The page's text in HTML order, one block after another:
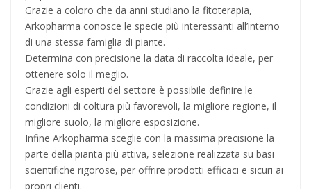
Grazie a coloro che da anni studiano la fitoterapia,
Arkopharma conosce le specie più interessanti all’interno
di una stessa famiglia di piante.
Determina con precisione la data di raccolta ideale, per
ottenere solo il meglio.
Grazie agli esperti del settore è possibile definire le
condizioni di coltura più favorevoli, la migliore regione, il
migliore suolo, la migliore esposizione.
Infine Arkopharma sceglie con la massima precisione la
parte della pianta più attiva, selezione realizzata su basi
scientifiche rigorose, per offrire prodotti efficaci e sicuri ai
propri clienti.